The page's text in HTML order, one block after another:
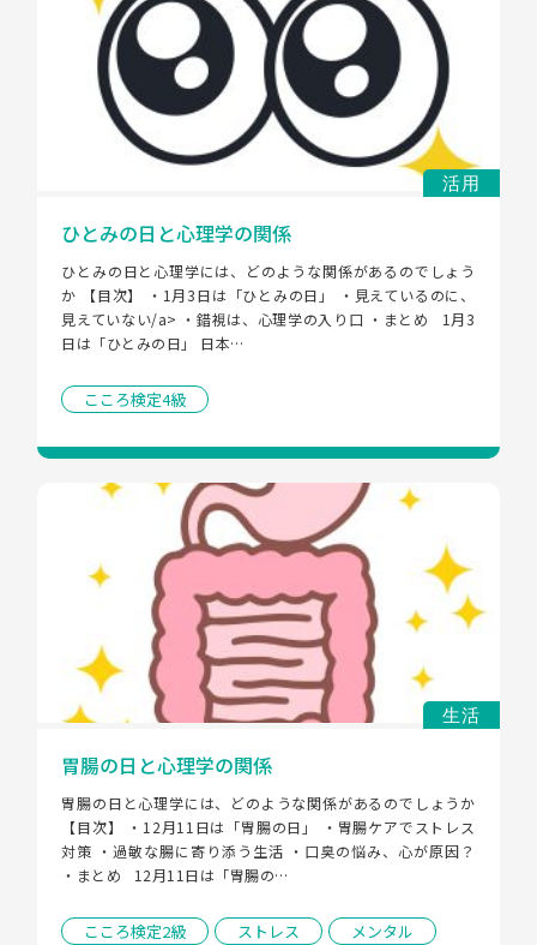
活用
ひとみの日と心理学の関係
ひとみの日と心理学には、どのような関係があるのでしょう
か 【目次】 ・1月3日は「ひとみの日」 ・見えているのに、
見えていない/a> ・錯視は、心理学の入り口 ・まとめ   1月3
日は「ひとみの日」 日本…
こころ検定4級
生活
胃腸の日と心理学の関係
胃腸の日と心理学には、どのような関係があるのでしょうか
【目次】 ・12月11日は「胃腸の日」 ・胃腸ケアでストレス
対策 ・過敏な腸に寄り添う生活 ・口臭の悩み、心が原因？
・まとめ   12月11日は「胃腸の…
こころ検定2級 ストレス メンタル